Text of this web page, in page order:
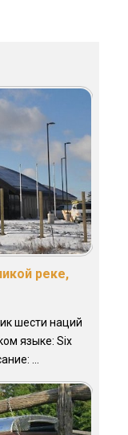
реке,
шести наций
языке: Six
...